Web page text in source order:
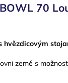
70
hvězdicovým
země s